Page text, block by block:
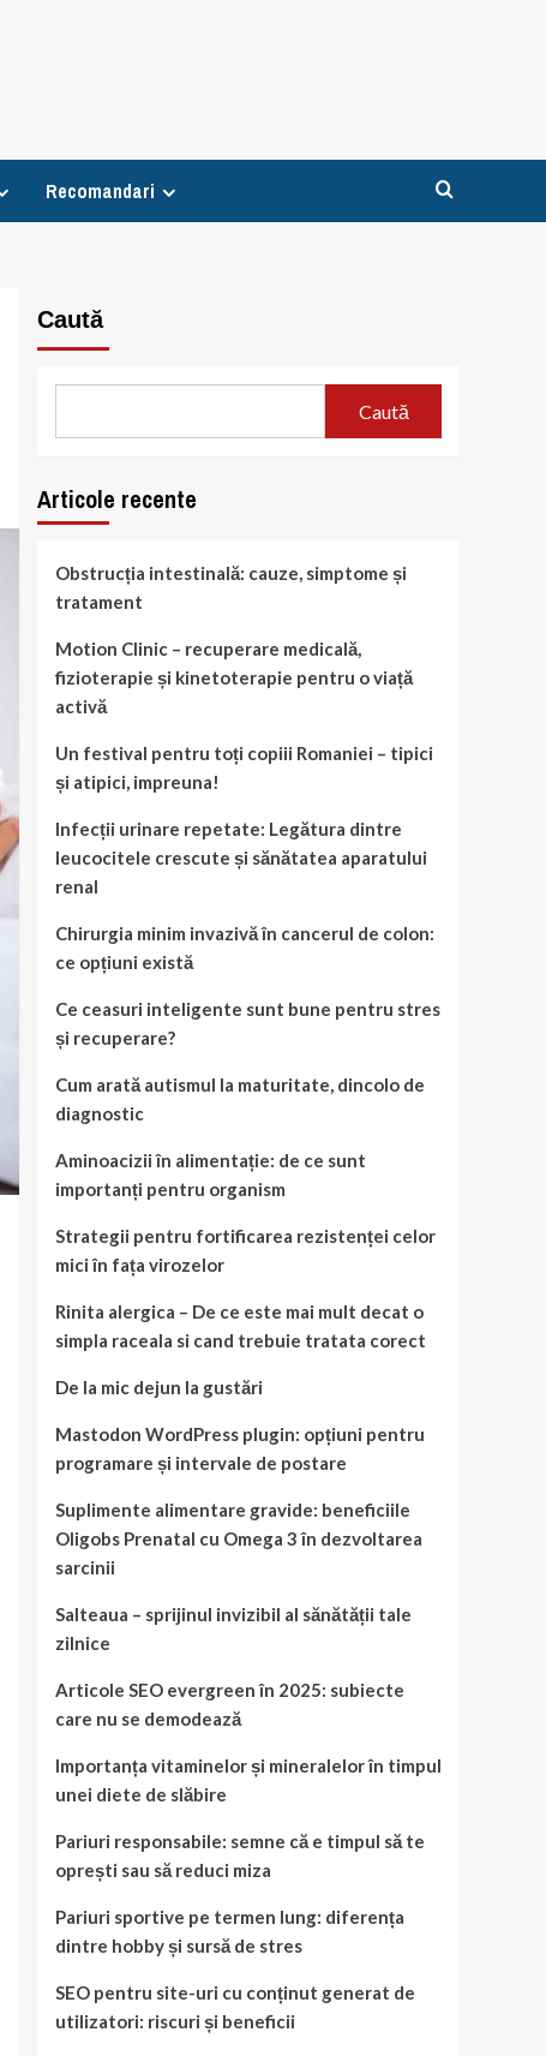
Recomandari
Caută
Caută
Articole recente
Obstrucția intestinală: cauze, simptome și
tratament
Motion Clinic – recuperare medicală,
fizioterapie și kinetoterapie pentru o viață
activă
Un festival pentru toți copiii Romaniei – tipici
și atipici, impreuna!
Infecții urinare repetate: Legătura dintre
leucocitele crescute și sănătatea aparatului
renal
Chirurgia minim invazivă în cancerul de colon:
ce opțiuni există
Ce ceasuri inteligente sunt bune pentru stres
și recuperare?
Cum arată autismul la maturitate, dincolo de
diagnostic
Aminoacizii în alimentație: de ce sunt
importanți pentru organism
Strategii pentru fortificarea rezistenței celor
mici în fața virozelor
Rinita alergica – De ce este mai mult decat o
simpla raceala si cand trebuie tratata corect
De la mic dejun la gustări
Mastodon WordPress plugin: opțiuni pentru
programare și intervale de postare
Suplimente alimentare gravide: beneficiile
Oligobs Prenatal cu Omega 3 în dezvoltarea
sarcinii
Salteaua – sprijinul invizibil al sănătății tale
zilnice
Articole SEO evergreen în 2025: subiecte
care nu se demodează
Importanța vitaminelor și mineralelor în timpul
unei diete de slăbire
Pariuri responsabile: semne că e timpul să te
oprești sau să reduci miza
Pariuri sportive pe termen lung: diferența
dintre hobby și sursă de stres
SEO pentru site-uri cu conținut generat de
utilizatori: riscuri și beneficii